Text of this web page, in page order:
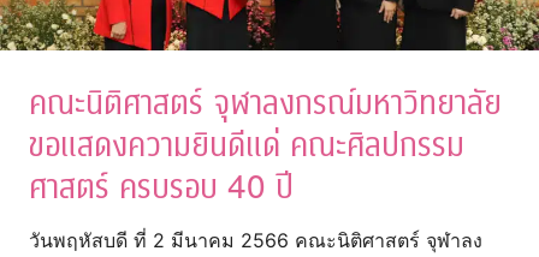
คณะนิติศาสตร์ จุฬาลงกรณ์มหาวิทยาลัย
ขอแสดงความยินดีแด่ คณะศิลปกรรม
ศาสตร์ ครบรอบ 40 ปี
วันพฤหัสบดี ที่ 2 มีนาคม 2566 คณะนิติศาสตร์ จุฬาลง